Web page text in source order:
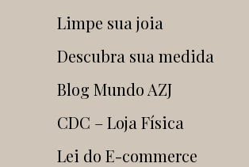
Limpe sua joia
Descubra sua medida
Blog Mundo AZJ
CDC – Loja Física
Lei do E-commerce